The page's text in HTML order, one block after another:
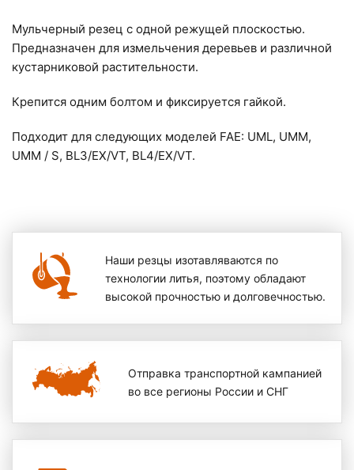
Мульчерный резец с одной режущей плоскостью.
Предназначен для измельчения деревьев и различной
кустарниковой растительности.
Крепится одним болтом и фиксируется гайкой.
Подходит для следующих моделей FAE: UML, UMM,
UMM / S, BL3/EX/VT, BL4/EX/VT.
Наши резцы изотавляваются по
технологии литья, поэтому обладают
высокой прочностью и долговечностью.
Отправка транспортной кампанией
во все регионы России и СНГ